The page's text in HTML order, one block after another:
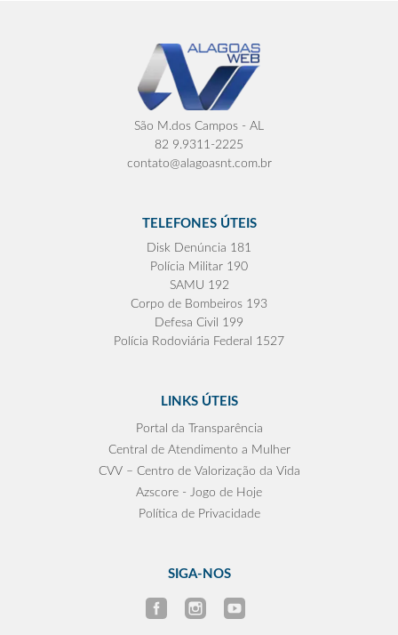
São M.dos Campos - AL
82 9.9311-2225
contato@alagoasnt.com.br
TELEFONES ÚTEIS
Disk Denúncia 181
Polícia Militar 190
SAMU 192
Corpo de Bombeiros 193
Defesa Civil 199
Polícia Rodoviária Federal 1527
LINKS ÚTEIS
Portal da Transparência
Central de Atendimento a Mulher
CVV – Centro de Valorização da Vida
Azscore - Jogo de Hoje
Política de Privacidade
SIGA-NOS